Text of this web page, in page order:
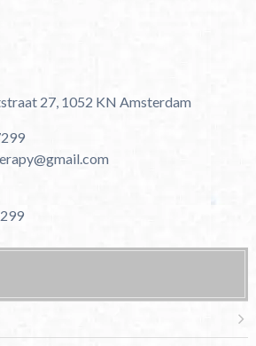
27, 1052 KN Amsterdam